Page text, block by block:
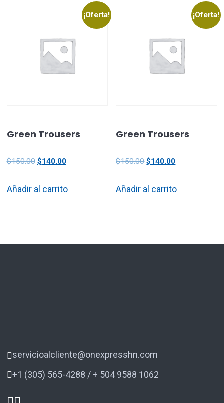
¡Oferta!
Green Trousers
$150.00 $140.00
Añadir al carrito
¡Oferta!
Green Trousers
$150.00 $140.00
Añadir al carrito
servicioalcliente@onexpresshn.com
+1 (305) 565-4288 / + 504 9588 1062